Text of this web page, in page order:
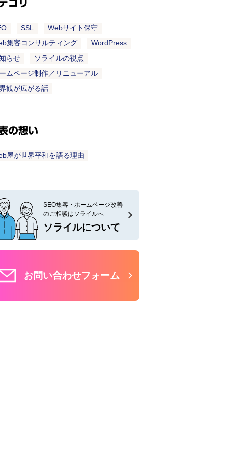
ゴリ
SSL
Webサイト保守
集客コンサルティング
WordPress
らせ
ソライルの視点
ムページ制作／リニューアル
観が広がる話
の想い
屋が世界平和を語る理由
SEO集客・ホームページ改善
のご相談はソライルへ
ソライルについて
お問い合わせフォーム